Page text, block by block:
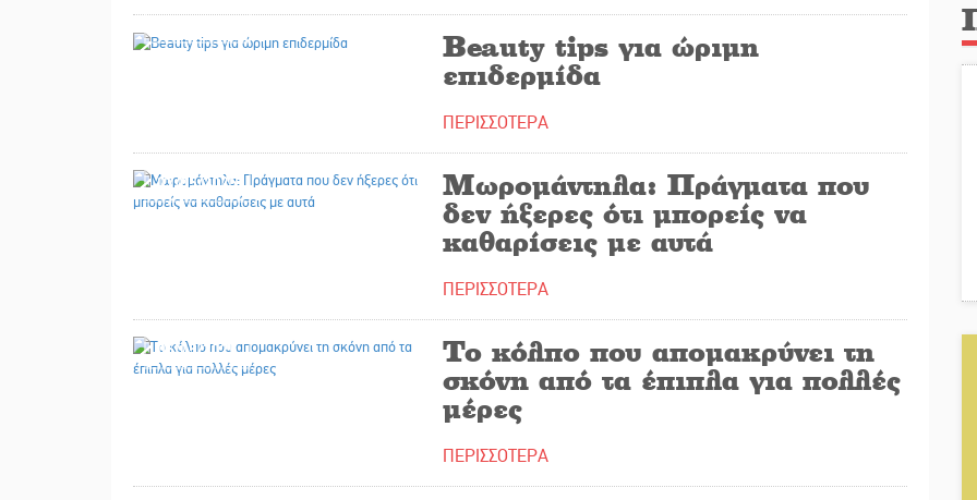
Beauty tips για ώριμη
επιδερμίδα
ΠΕΡΙΣΣΟΤΕΡΑ
07/05/2025
Μωρομάντηλα: Πράγματα που
δεν ήξερες ότι μπορείς να
καθαρίσεις με αυτά
ΠΕΡΙΣΣΟΤΕΡΑ
06/05/2025
Το κόλπο που απομακρύνει τη
σκόνη από τα έπιπλα για πολλές
μέρες
ΠΕΡΙΣΣΟΤΕΡΑ